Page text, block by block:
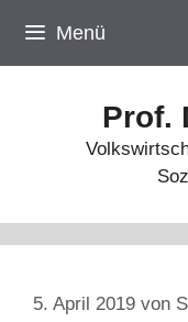
Inhalt
springen
Menü
Prof.
5. April 2019 von